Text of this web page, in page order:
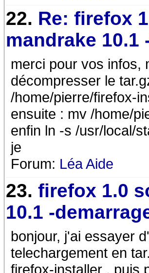
22. Re: firefox
mandrake 10.1
merci pour vos infos,
décompresser le
/home/pierre/firefox-
ensuite : mv /home/
enfin ln -s /usr/local/
je
Forum: Léa Aide
23. firefox 1.0
10.1 -
bonjour, j'ai essayer
telechargement en
firefox-installer . puis